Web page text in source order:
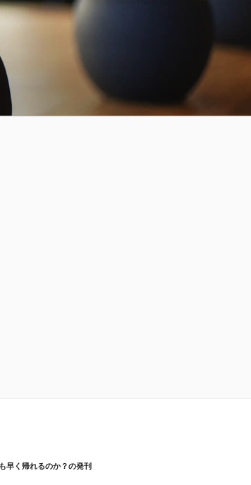
早く帰れるのか？の発刊